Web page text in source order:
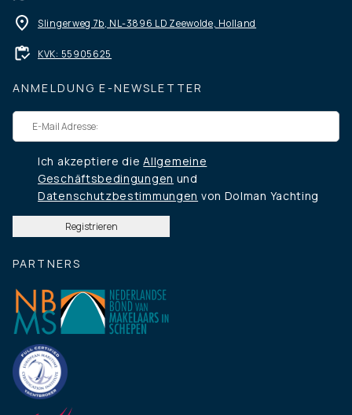
Slingerweg 7b, NL-3896 LD Zeewolde, Holland
KVK: 55905625
ANMELDUNG E-NEWSLETTER
Ich akzeptiere dieAllgemeine
Geschäftsbedingungen und
Datenschutzbestimmungen von Dolman Yachting
PARTNERS